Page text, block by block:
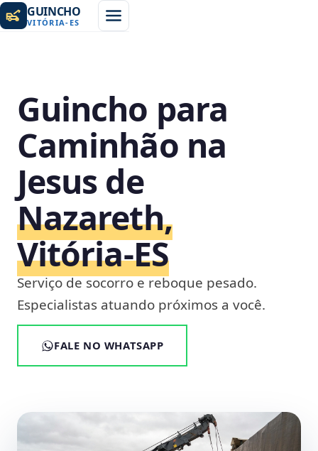
GUINCHO
VITÓRIA- ES
Guincho para
Caminhão na
Jesus de
Nazareth,
Vitória‑ES
Serviço de socorro e reboque pesado.
Especialistas atuando próximos a você.
FALE NO WHATSAPP